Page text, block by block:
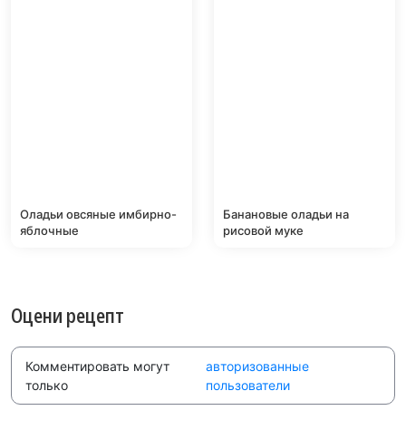
Оладьи овсяные имбирно-
яблочные
Банановые оладьи на
рисовой муке
Оцени рецепт
Комментировать могут
только
авторизованные
пользователи